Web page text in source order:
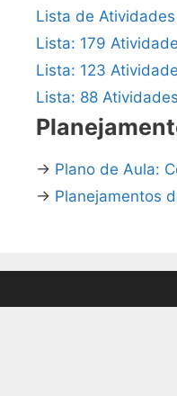
Lista de
Lista: 179
Lista: 123
Lista: 88
→ Plano de Aula:
→ Planejamentos